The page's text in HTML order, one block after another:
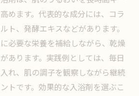
めます。代表的な成分には、コラ
ト、発酵エキスなどがあります。
必要な栄養を補給しながら、乾燥
あります。実践例としては、毎日
れ、肌の調子を観察しながら継続
トです。効果的な入浴剤を選ぶこ